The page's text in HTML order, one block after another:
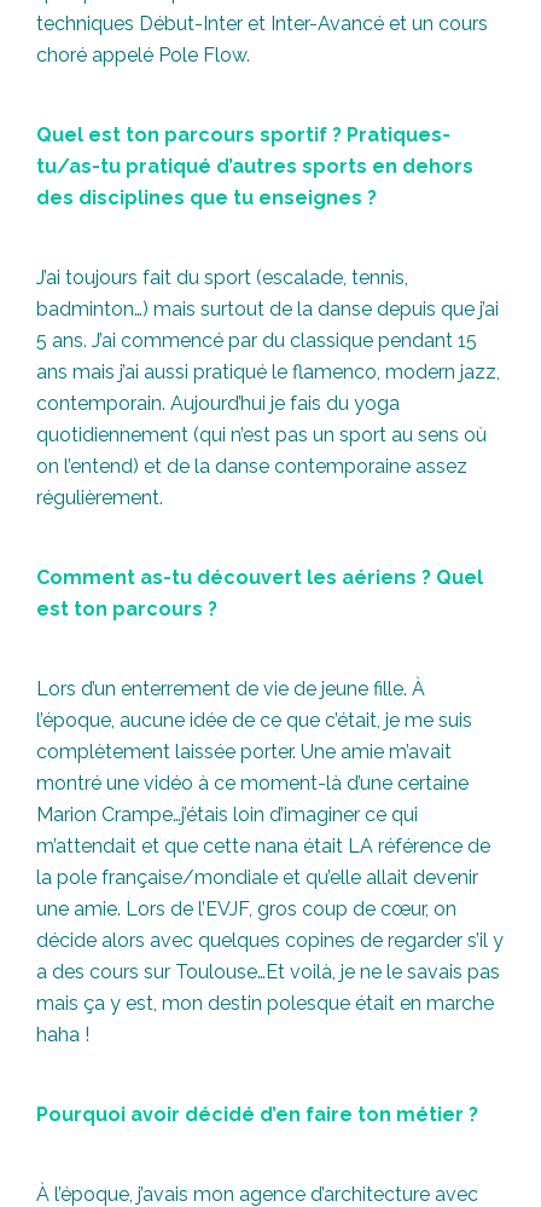
techniques Début-Inter et Inter-Avancé et un cours
choré appelé Pole Flow.
Quel est ton parcours sportif ? Pratiques-
tu/as-tu pratiqué d’autres sports en dehors
des disciplines que tu enseignes ?
J’ai toujours fait du sport (escalade, tennis,
badminton…) mais surtout de la danse depuis que j’ai
5 ans. J’ai commencé par du classique pendant 15
ans mais j’ai aussi pratiqué le flamenco, modern jazz,
contemporain. Aujourd’hui je fais du yoga
quotidiennement (qui n’est pas un sport au sens où
on l’entend) et de la danse contemporaine assez
régulièrement.
Comment as-tu découvert les aériens ? Quel
est ton parcours ?
Lors d’un enterrement de vie de jeune fille. À
l’époque, aucune idée de ce que c’était, je me suis
complètement laissée porter. Une amie m’avait
montré une vidéo à ce moment-là d’une certaine
Marion Crampe…j’étais loin d’imaginer ce qui
m’attendait et que cette nana était LA référence de
la pole française/mondiale et qu’elle allait devenir
une amie. Lors de l’EVJF, gros coup de cœur, on
décide alors avec quelques copines de regarder s’il y
a des cours sur Toulouse…Et voilà, je ne le savais pas
mais ça y est, mon destin polesque était en marche
haha !
Pourquoi avoir décidé d’en faire ton métier ?
À l’époque, j’avais mon agence d’architecture avec